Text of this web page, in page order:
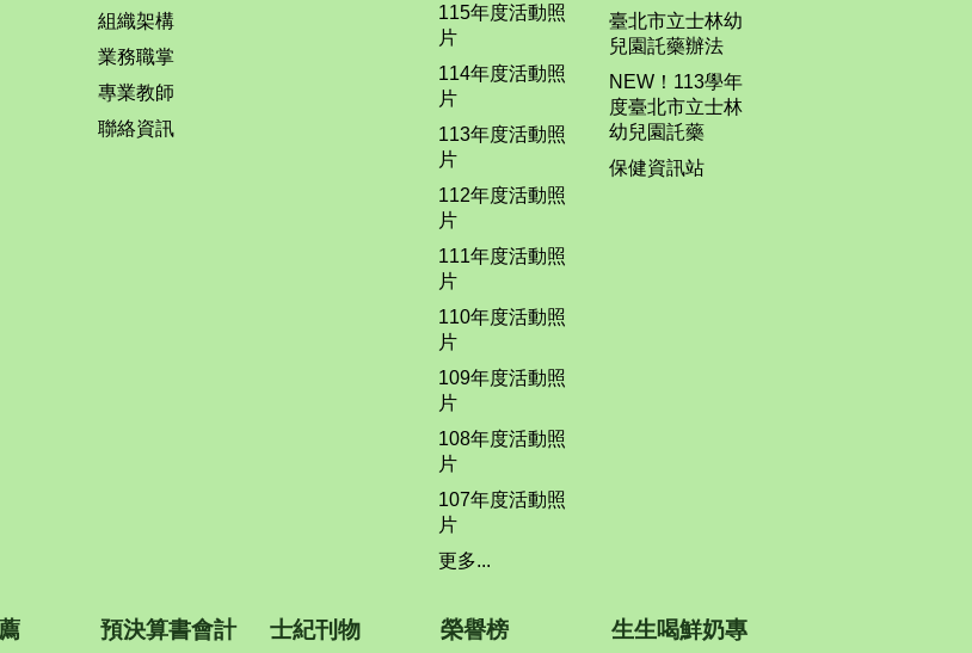
組織架構
業務職掌
專業教師
聯絡資訊
115年度活動照
片
114年度活動照
片
113年度活動照
片
112年度活動照
片
111年度活動照
片
110年度活動照
片
109年度活動照
片
108年度活動照
片
107年度活動照
片
更多...
臺北市立士林幼
兒園託藥辦法
NEW！113學年
度臺北市立士林
幼兒園託藥
保健資訊站
預決算書會計
士紀刊物 榮譽榜
生生喝鮮奶專